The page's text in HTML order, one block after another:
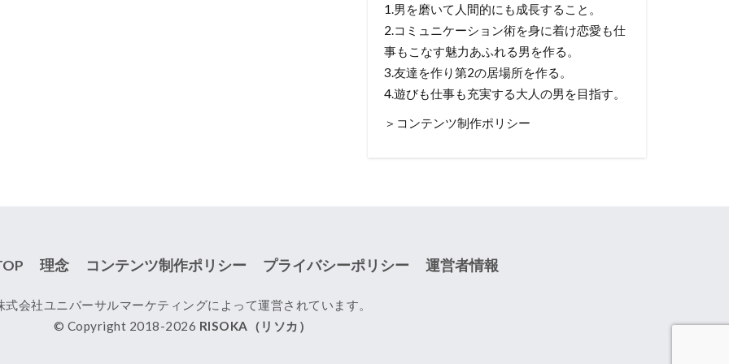
1.男を磨いて人間的にも成長すること。
2.コミュニケーション術を身に着け恋愛も仕
事もこなす魅力あふれる男を作る。
3.友達を作り第2の居場所を作る。
4.遊びも仕事も充実する大人の男を目指す。
＞コンテンツ制作ポリシー
理念 コンテンツ制作ポリシー プライバシーポリシー 運営者情報
式会社ユニバーサルマーケティングによって運営されています。
© Copyright 2018-2026 RISOKA（リソカ）